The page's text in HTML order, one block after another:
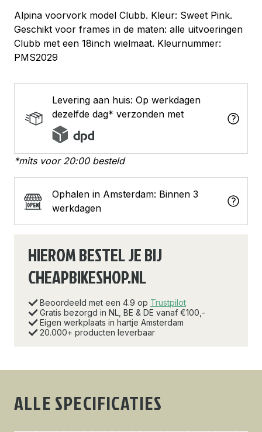
Ocean
sweet
pink
aantal
Alpina voorvork model Clubb. Kleur: Sweet Pink.
Geschikt voor frames in de maten: alle uitvoeringen
Clubb met een 18inch wielmaat. Kleurnummer:
PMS2029
Levering aan huis: Op werkdagen
dezelfde dag* verzonden met
*mits voor 20:00 besteld
Ophalen in Amsterdam: Binnen 3
werkdagen
HIEROM BESTEL JE BIJ
CHEAPBIKESHOP.NL
Beoordeeld met een 4.9 op Trustpilot
Gratis bezorgd in NL, BE & DE vanaf €100,-
Eigen werkplaats in hartje Amsterdam
20.000+ producten leverbaar
ALLE SPECIFICATIES